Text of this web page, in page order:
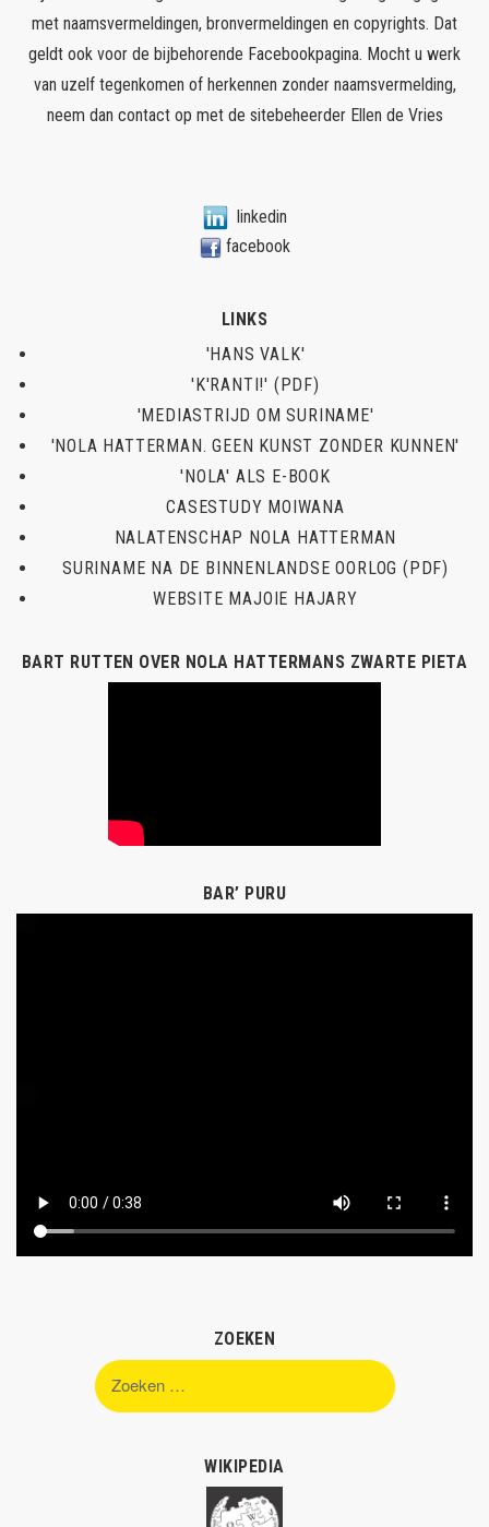
met naamsvermeldingen, bronvermeldingen en copyrights. Dat
geldt ook voor de bijbehorende Facebookpagina. Mocht u werk
van uzelf tegenkomen of herkennen zonder naamsvermelding,
neem dan contact op met de sitebeheerder Ellen de Vries
linkedin
facebook
LINKS
'HANS VALK'
'K'RANTI!' (PDF)
'MEDIASTRIJD OM SURINAME'
'NOLA HATTERMAN. GEEN KUNST ZONDER KUNNEN'
'NOLA' ALS E-BOOK
CASESTUDY MOIWANA
NALATENSCHAP NOLA HATTERMAN
SURINAME NA DE BINNENLANDSE OORLOG (PDF)
WEBSITE MAJOIE HAJARY
BART RUTTEN OVER NOLA HATTERMANS ZWARTE PIETA
BAR’ PURU
ZOEKEN
Zoeken
naar:
WIKIPEDIA